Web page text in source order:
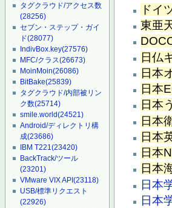
タグクラウド/アクセス数
(28256)
セブン・ステップ・ガイ
ド(28077)
IndivBox.key(27576)
MFC/クラス(26673)
MoinMoin(26086)
BitBake(25839)
タグクラウド/内部被リン
ク数(25714)
smile.world(24521)
Android/ディレクトリ構
成(23686)
IBM T221(23420)
BackTrack/ツール
(23201)
VMware VIX API(23118)
USB/標準リクエスト
(22926)
ドイ
東亜
日仏
日本
日本
日本
日本
日本
日本
日本
日本
日本